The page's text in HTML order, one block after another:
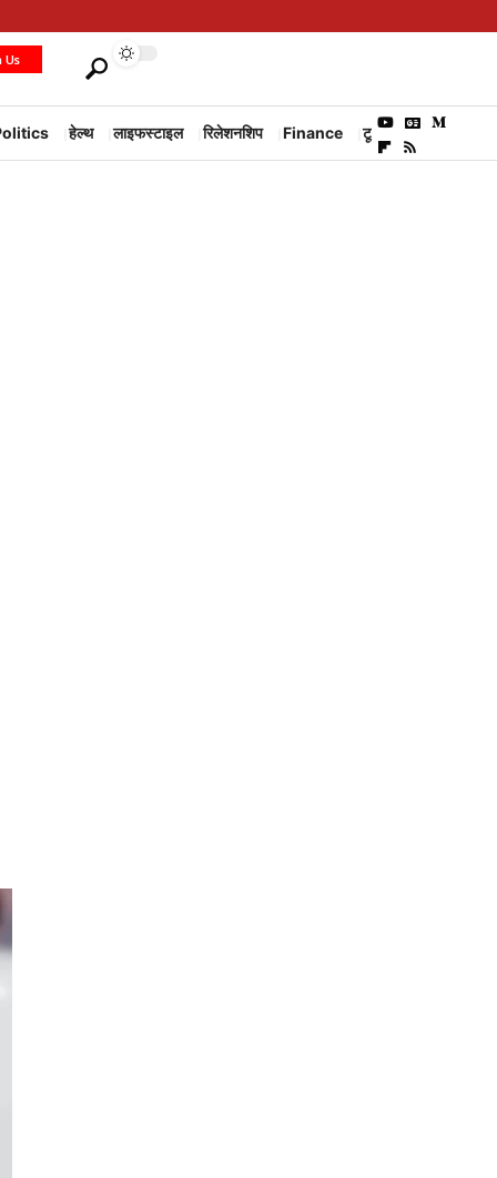
Us
हेल्थ लाइफस्टाइल रिलेशनशिप Finance टूरिज्म